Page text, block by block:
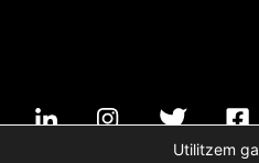
Utilitzem